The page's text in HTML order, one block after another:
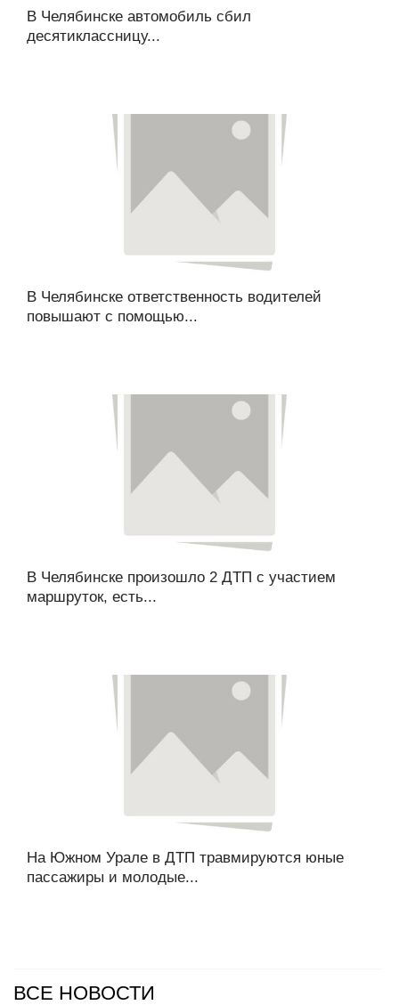
В Челябинске автомобиль сбил
десятиклассницу...
В Челябинске ответственность водителей
повышают с помощью...
В Челябинске произошло 2 ДТП с участием
маршруток, есть...
На Южном Урале в ДТП травмируются юные
пассажиры и молодые...
ВСЕ НОВОСТИ